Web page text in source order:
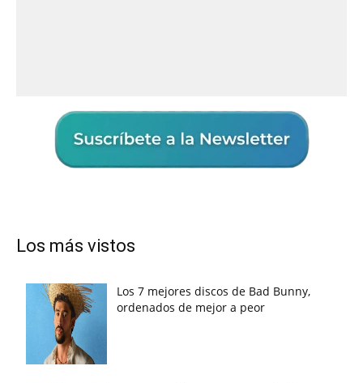
Los más vistos
Los 7 mejores discos de Bad Bunny,
ordenados de mejor a peor